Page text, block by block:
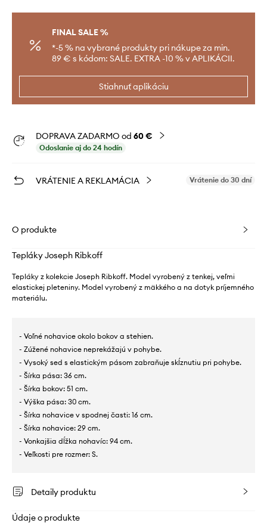
FINAL SALE %
*-5 % na vybrané produkty pri nákupe za min.
89 € s kódom: SALE. EXTRA -10 % v APLIKÁCII.
Stiahnuť aplikáciu
DOPRAVA ZADARMO od 60 €
Odoslanie aj do 24 hodín
VRÁTENIE A REKLAMÁCIA Vrátenie do 30 dní
O produkte
Tepláky Joseph Ribkoff
Tepláky z kolekcie Joseph Ribkoff. Model vyrobený z tenkej, veľmi
elastickej pleteniny. Model vyrobený z mäkkého a na dotyk príjemného
materiálu.
- Voľné nohavice okolo bokov a stehien.
- Zúžené nohavice neprekážajú v pohybe.
- Vysoký sed s elastickým pásom zabraňuje skĺznutiu pri pohybe.
- Šírka pása: 36 cm.
- Šírka bokov: 51 cm.
- Výška pása: 30 cm.
- Šírka nohavice v spodnej časti: 16 cm.
- Šírka nohavice: 29 cm.
- Vonkajšia dĺžka nohavíc: 94 cm.
- Veľkosti pre rozmer: S.
Detaily produktu
Údaje o produkte